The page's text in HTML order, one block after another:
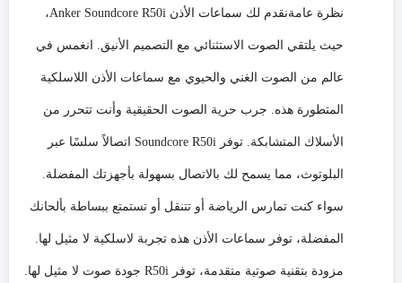
IPX5،
ومكالمات
واضحة
الذكاء
الاصطناعي
2
و22
مُعادل
مُسبق
التطبيق
نظرة عامةنقدم لك سماعات الأذن Anker Soundcore R50i،
حيث يلتقي الصوت الاستثنائي مع التصميم الأنيق. انغمس في
عالم من الصوت الغني والحيوي مع سماعات الأذن اللاسلكية
المتطورة هذه. جرب حرية الصوت الحقيقية وأنت تتحرر من
الأسلاك المتشابكة. توفر Soundcore R50i اتصالاً سلسًا عبر
البلوتوث، مما يسمح لك بالاتصال بسهولة بأجهزتك المفضلة.
سواء كنت تمارس الرياضة أو تتنقل أو تستمتع ببساطة بألحانك
المفضلة، توفر سماعات الأذن هذه تجربة لاسلكية لا مثيل لها.
مزودة بتقنية صوتية متقدمة، توفر R50i جودة صوت لا مثيل لها.